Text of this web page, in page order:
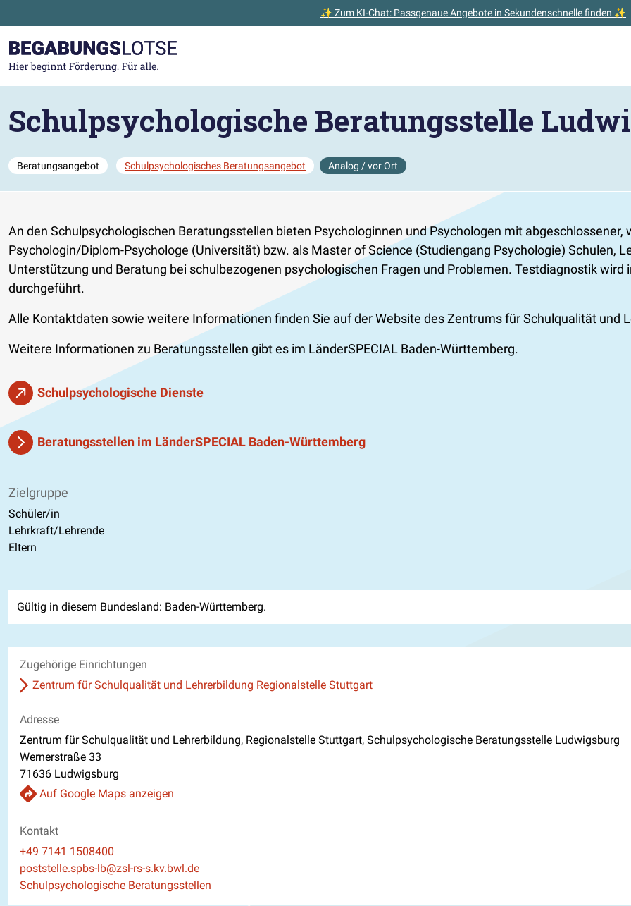
✨ Zum KI-Chat: Passgenaue Angebote in Sekundenschnelle finden ✨
Zur Startseite gehen
Schulpsychologische Beratungsstelle
Beratungsangebot Schulpsychologisches Beratungsangebot Analog / vor Ort
An den Schulpsychologischen Beratungsstellen bieten Psychologinnen und Psychologen mit
Psychologin/Diplom-Psychologe (Universität) bzw. als Master of Science (Studiengang Psychologie) Schulen,
Unterstützung und Beratung bei schulbezogenen psychologischen Fragen und Problemen. Testdiagnostik wird
durchgeführt.
Alle Kontaktdaten sowie weitere Informationen finden Sie auf der Website des Zentrums für Schulqualität und
Weitere Informationen zu Beratungsstellen gibt es im LänderSPECIAL Baden-Württemberg.
Schulpsychologische Dienste
Beratungsstellen im LänderSPECIAL Baden-Württemberg
Zielgruppe
Schüler/in
Lehrkraft/Lehrende
Eltern
Gültig in diesem Bundesland: Baden-Württemberg.
Zugehörige Einrichtungen
Zentrum für Schulqualität und Lehrerbildung Regionalstelle Stuttgart
Adresse
Zentrum für Schulqualität und Lehrerbildung, Regionalstelle Stuttgart, Schulpsychologische Beratungsstelle Ludwigsburg
Wernerstraße 33
71636 Ludwigsburg
Auf Google Maps anzeigen
Kontakt
Telefon
+49 7141 1508400
E-Mail
poststelle.spbs-lb@zsl-rs-s.kv.bwl.de
Website
Schulpsychologische Beratungsstellen